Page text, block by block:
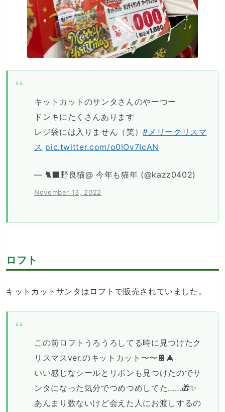
キットカットのサンタさんのやーつー
ドンキにたくさんあります
レジ袋には入りません（笑）#メリークリスマ
ス pic.twitter.com/o0lOv7IcAN
— 🐈‍⬛野良猫@ 今年も猫年 (@kazz0402)
November 13, 2022
ロフト
キットカットサンタはロフトで販売されていました。
この前ロフトうろうろしてる時に見つけたク
リスマスver.のキットカット〜〜🍫🎄
いい感じなシールとリボンも見つけたのでサ
ンタになった気分でつめつめしてた……🎁✨
あんまり数ないけど会えた人にお渡しするの